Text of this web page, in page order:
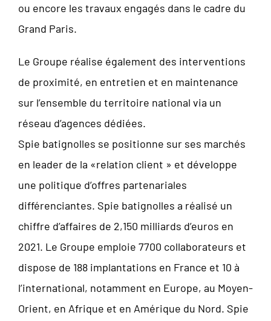
ou encore les travaux engagés dans le cadre du
Grand Paris.
Le Groupe réalise également des interventions
de proximité, en entretien et en maintenance
sur l’ensemble du territoire national via un
réseau d’agences dédiées.
Spie batignolles se positionne sur ses marchés
en leader de la «relation client » et développe
une politique d’offres partenariales
différenciantes. Spie batignolles a réalisé un
chiffre d’affaires de 2,150 milliards d’euros en
2021. Le Groupe emploie 7700 collaborateurs et
dispose de 188 implantations en France et 10 à
l’international, notamment en Europe, au Moyen-
Orient, en Afrique et en Amérique du Nord. Spie